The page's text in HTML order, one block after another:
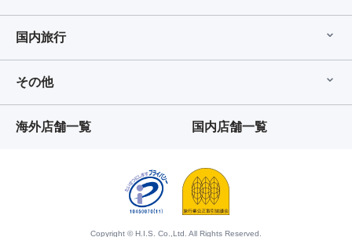
国内旅行
その他
海外店舗一覧 国内店舗一覧
Copyright © H.I.S. Co.,Ltd. All Rights Reserved.